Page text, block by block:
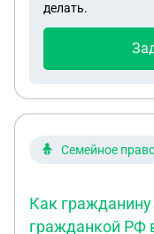
делать.
Семейное
Как
гражданкой РФ